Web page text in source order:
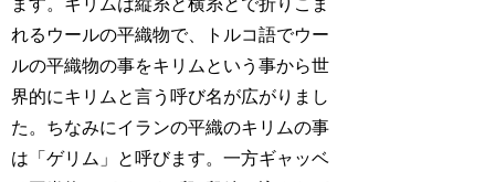
れるウールの平織物で、トルコ語でウー
ルの平織物の事をキリムという事から世
界的にキリムと言う呼び名が広がりまし
た。ちなみにイランの平織のキリムの事
は「ゲリム」と呼びます。一方ギャッベ